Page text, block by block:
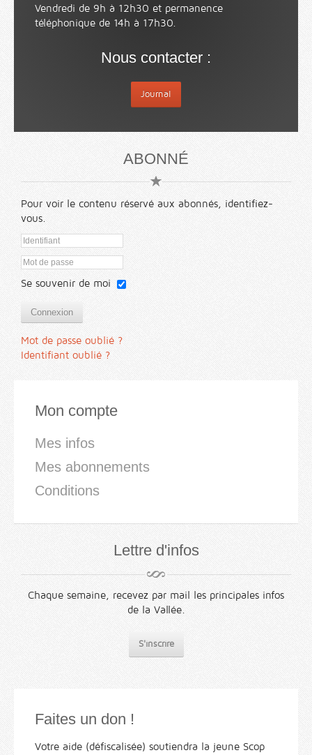
Vendredi de 9h à 12h30 et permanence
téléphonique de 14h à 17h30.
Nous contacter :
Journal
ABONNÉ
Pour voir le contenu réservé aux abonnés, identifiez-
vous.
Se souvenir de moi
Connexion
Mot de passe oublié ?
Identifiant oublié ?
Mon compte
Mes infos
Mes abonnements
Conditions
Lettre d'infos
Chaque semaine, recevez par mail les principales infos
de la Vallée.
S'inscrire
Faites un don !
Votre aide (défiscalisée) soutiendra la jeune Scop